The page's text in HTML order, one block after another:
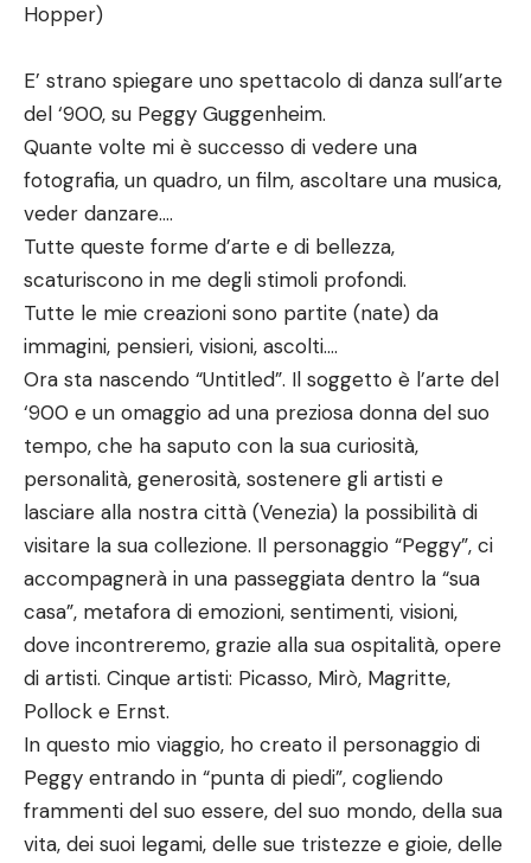
Hopper)
E’ strano spiegare uno spettacolo di danza sull’arte
del ‘900, su Peggy Guggenheim.
Quante volte mi è successo di vedere una
fotografia, un quadro, un film, ascoltare una musica,
veder danzare….
Tutte queste forme d’arte e di bellezza,
scaturiscono in me degli stimoli profondi.
Tutte le mie creazioni sono partite (nate) da
immagini, pensieri, visioni, ascolti….
Ora sta nascendo “Untitled”. Il soggetto è l’arte del
‘900 e un omaggio ad una preziosa donna del suo
tempo, che ha saputo con la sua curiosità,
personalità, generosità, sostenere gli artisti e
lasciare alla nostra città (Venezia) la possibilità di
visitare la sua collezione. Il personaggio “Peggy”, ci
accompagnerà in una passeggiata dentro la “sua
casa”, metafora di emozioni, sentimenti, visioni,
dove incontreremo, grazie alla sua ospitalità, opere
di artisti. Cinque artisti: Picasso, Mirò, Magritte,
Pollock e Ernst.
In questo mio viaggio, ho creato il personaggio di
Peggy entrando in “punta di piedi”, cogliendo
frammenti del suo essere, del suo mondo, della sua
vita, dei suoi legami, delle sue tristezze e gioie, delle